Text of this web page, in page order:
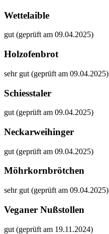
Wettelaible
gut (geprüft am 09.04.2025)
Holzofenbrot
sehr gut (geprüft am 09.04.2025)
Schiesstaler
gut (geprüft am 09.04.2025)
Neckarweihinger
gut (geprüft am 09.04.2025)
Möhrkornbrötchen
sehr gut (geprüft am 09.04.2025)
Veganer Nußstollen
gut (geprüft am 19.11.2024)